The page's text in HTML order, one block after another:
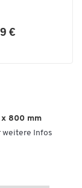
€
800 mm
weitere Infos